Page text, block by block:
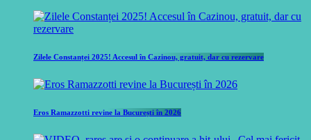
Zilele Constanței 2025! Accesul în Cazinou, gratuit, dar cu rezervare
Eros Ramazzotti revine la București în 2026